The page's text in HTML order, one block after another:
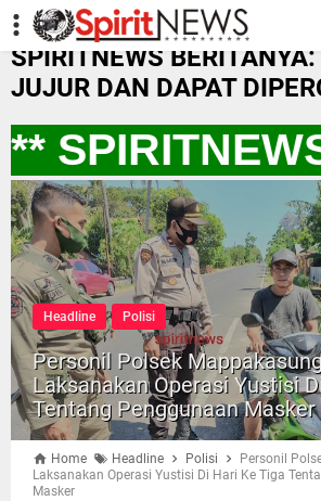
-->
SPIRITNEWS
JUJUR DAN DAPAT
SPIRITNEWS
Headline Polisi
Personil Polsek
Laksanakan Operasi Yustisi
Tentang Penggunaan Masker
Home Headline Polisi
Personil
Laksanakan Operasi Yustisi Di Hari Ke Tiga
Masker